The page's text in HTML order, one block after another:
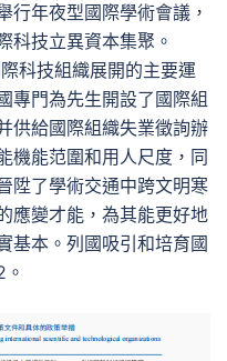
行年夜型國際學術會議，
科技立異資本集聚。
科技組織展開的主要運
專門為先生開設了國際組
供給國際組織失業徵詢辦
機能范圍和用人尺度，同
陞了學術交通中跨文明寒
應變才能，為其能更好地
基本。列國吸引和培育國